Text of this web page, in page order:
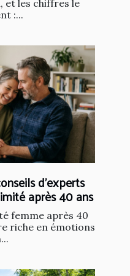
et les chiffres le
:...
d’experts
après 40 ans
femme après 40
riche en émotions